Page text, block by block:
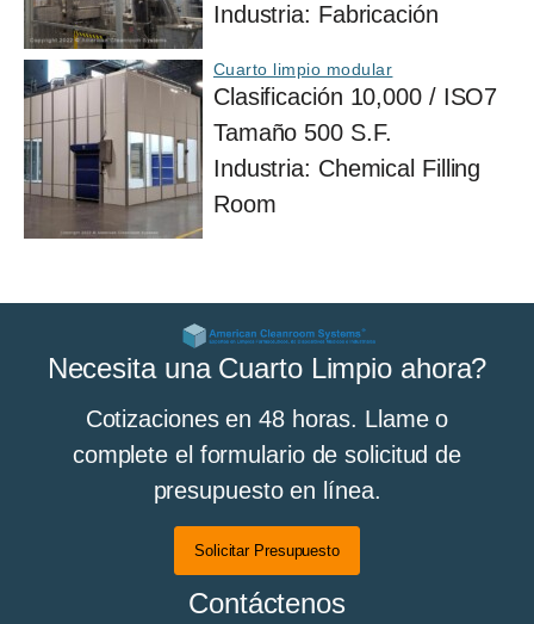
Industria: Fabricación
Cuarto limpio modular
Clasificación 10,000 / ISO7
Tamaño 500 S.F.
Industria: Chemical Filling
Room
Necesita una Cuarto Limpio ahora?
Cotizaciones en 48 horas. Llame o
complete el formulario de solicitud de
presupuesto en línea.
Solicitar Presupuesto
Contáctenos